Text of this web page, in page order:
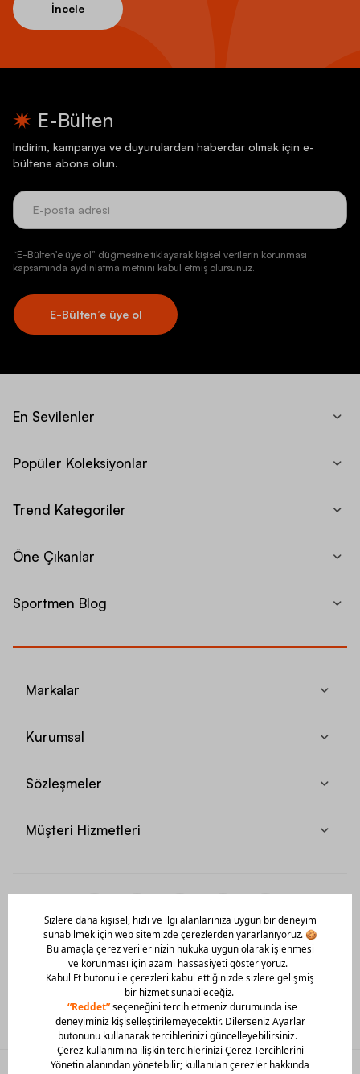
İncele
E-Bülten
İndirim, kampanya ve duyurulardan haberdar olmak için e-
bültene abone olun.
“E-Bülten’e üye ol” düğmesine tıklayarak kişisel verilerin korunması
kapsamında aydınlatma metnini kabul etmiş olursunuz.
E-Bülten’e üye ol
En Sevilenler
Popüler Koleksiyonlar
Trend Kategoriler
Öne Çıkanlar
Sportmen Blog
Markalar
Kurumsal
Sözleşmeler
Müşteri Hizmetleri
Mobil Uygulamamızı Hemen İndir!